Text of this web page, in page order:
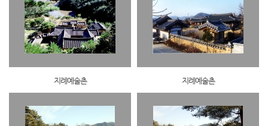
지례예술촌 지례예술촌